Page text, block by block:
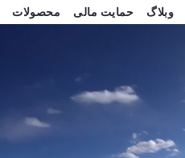
محصولات حمایت مالی وبلاگ